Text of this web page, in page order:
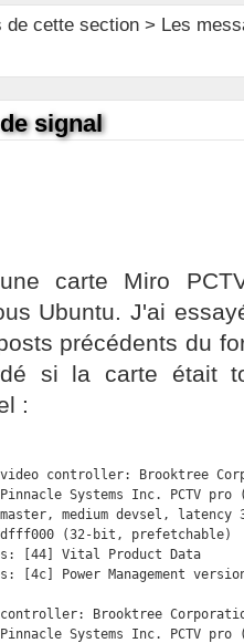
de cette section> Les
signal
carte Miro
Ubuntu. J'ai
précédents du
si la carte était
:
controller: Brooktree
Systems Inc. PCTV pro
medium devsel, latency
(32-bit, prefetchable)
[44] Vital Product Data
[4c] Power Management
Brooktree
Systems Inc. PCTV pro